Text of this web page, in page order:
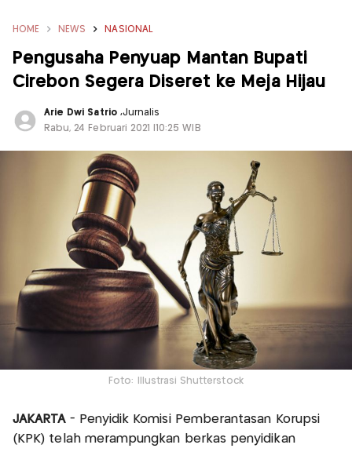
HOME NEWS NASIONAL
Pengusaha Penyuap Mantan Bupati
Cirebon Segera Diseret ke Meja Hijau
Arie Dwi Satrio ,Jurnalis
Rabu, 24 Februari 2021 |10:25 WIB
Foto: Illustrasi Shutterstock
JAKARTA - Penyidik Komisi Pemberantasan Korupsi
(KPK) telah merampungkan berkas penyidikan